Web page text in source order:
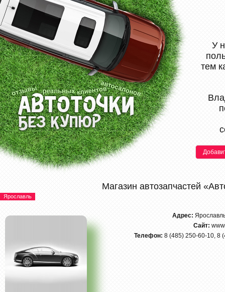
У
тем
Магазин автозапчастей
Ярославль
Адрес:
Сайт:
Телефон: 8 (485) 250-60-10, 8